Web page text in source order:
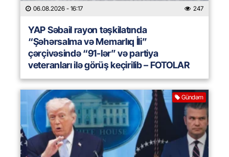
06.08.2026 - 16:17 247
YAP Səbail rayon təşkilatında
“Şəhərsalma və Memarlıq İli”
çərçivəsində “91-lər” və partiya
veteranları ilə görüş keçirilib – FOTOLAR
Gündəm